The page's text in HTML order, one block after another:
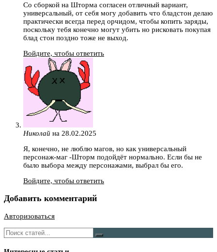
Со сборкой на Шторма согласен отличный вариант,
универсальный, от себя могу добавить что бладстон делаю
практически всегда перед орчидом, чтобы копить заряды,
поскольку тебя конечно могут убить но рисковать покупая
блад стон поздно тоже не выход.
Войдите, чтобы ответить
Николай на 28.02.2025
Я, конечно, не люблю магов, но как универсальный
персонаж-маг -Шторм подойдёт нормально. Если бы не
было выбора между персонажами, выбрал бы его.
Войдите, чтобы ответить
Добавить комментарий
Авторизоваться